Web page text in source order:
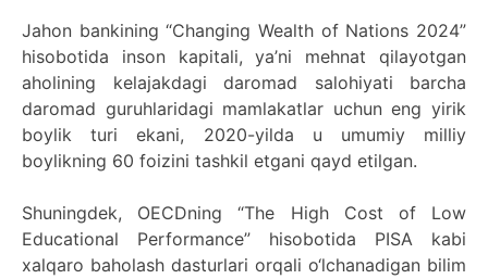
Jahon bankining “Changing Wealth of Nations 2024”
hisobotida inson kapitali, ya’ni mehnat qilayotgan
aholining kelajakdagi daromad salohiyati barcha
daromad guruhlaridagi mamlakatlar uchun eng yirik
boylik turi ekani, 2020-yilda u umumiy milliy
boylikning 60 foizini tashkil etgani qayd etilgan.
Shuningdek, OECDning “The High Cost of Low
Educational Performance” hisobotida PISA kabi
xalqaro baholash dasturlari orqali o‘lchanadigan bilim